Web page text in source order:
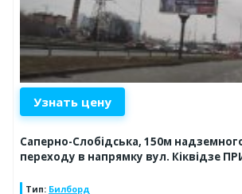
Узнать цену
Саперно-Слобідська, 150м
переходу в напрямку вул. Кіквідзе
Тип: Билборд